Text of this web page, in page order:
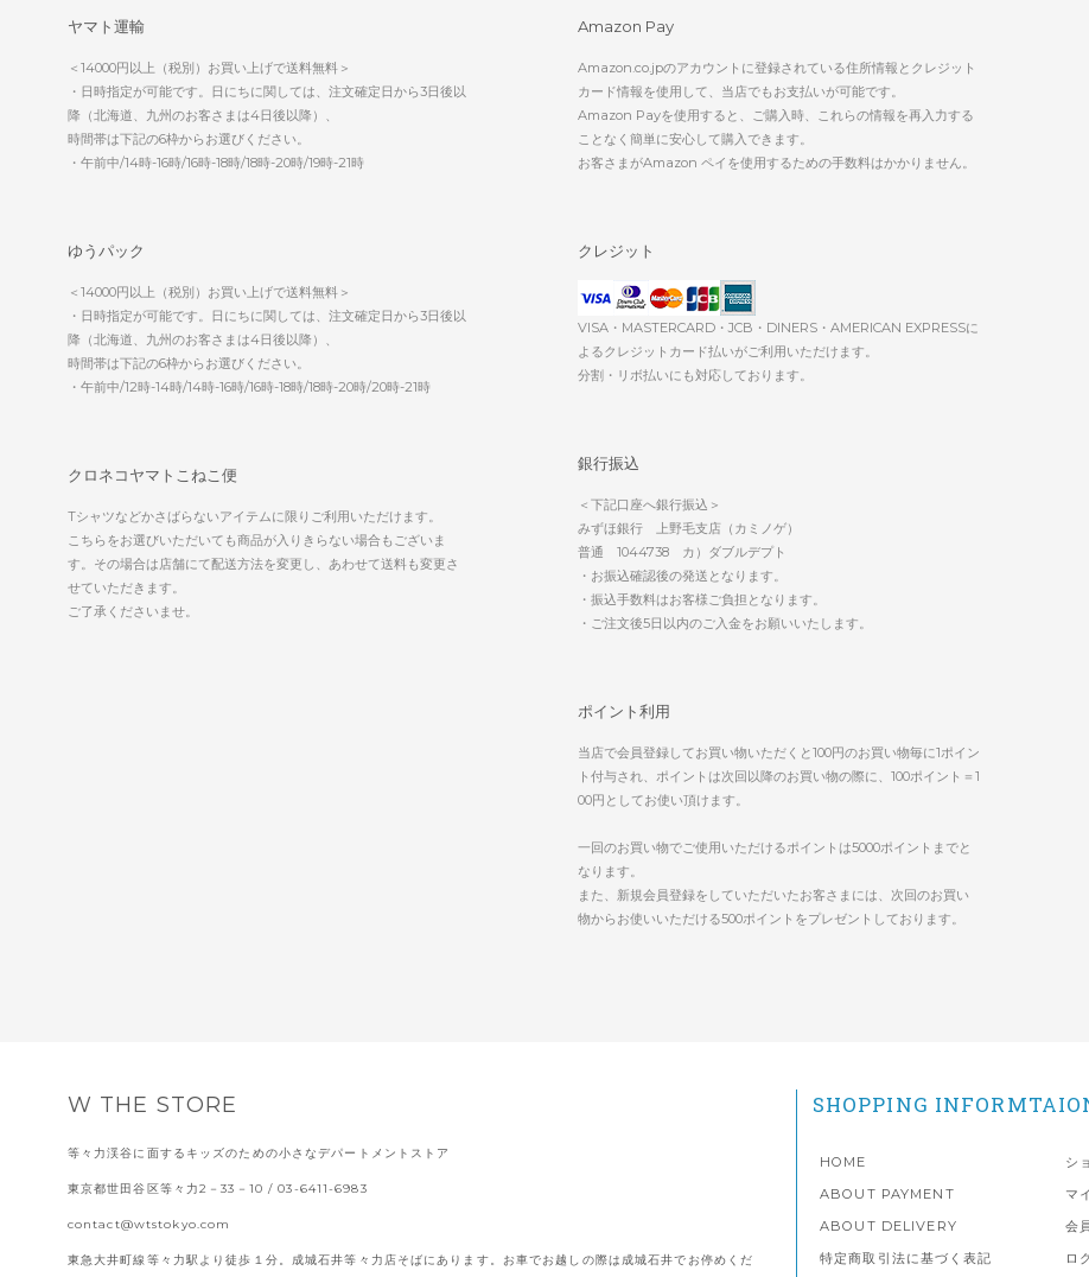
ヤマト運輸
＜14000円以上（税別）お買い上げで送料無料＞
・日時指定が可能です。日にちに関しては、注文確定日から3日後以
降（北海道、九州のお客さまは4日後以降）、
時間帯は下記の6枠からお選びください。
・午前中/14時-16時/16時-18時/18時-20時/19時-21時
ゆうパック
＜14000円以上（税別）お買い上げで送料無料＞
・日時指定が可能です。日にちに関しては、注文確定日から3日後以
降（北海道、九州のお客さまは4日後以降）、
時間帯は下記の6枠からお選びください。
・午前中/12時-14時/14時-16時/16時-18時/18時-20時/20時-21時
クロネコヤマトこねこ便
Tシャツなどかさばらないアイテムに限りご利用いただけます。
こちらをお選びいただいても商品が入りきらない場合もございま
す。その場合は店舗にて配送方法を変更し、あわせて送料も変更さ
せていただきます。
ご了承くださいませ。
Amazon Pay
Amazon.co.jpのアカウントに登録されている住所情報とクレジット
カード情報を使用して、当店でもお支払いが可能です。
Amazon Payを使用すると、ご購入時、これらの情報を再入力する
ことなく簡単に安心して購入できます。
お客さまがAmazon ペイを使用するための手数料はかかりません。
クレジット
VISA・MASTERCARD・JCB・DINERS・AMERICAN EXPRESSに
よるクレジットカード払いがご利用いただけます。
分割・リボ払いにも対応しております。
銀行振込
＜下記口座へ銀行振込＞
みずほ銀行 上野毛支店（カミノゲ）
普通 1044738 カ）ダブルデプト
・お振込確認後の発送となります。
・振込手数料はお客様ご負担となります。
・ご注文後5日以内のご入金をお願いいたします。
ポイント利用
当店で会員登録してお買い物いただくと100円のお買い物毎に1ポイン
ト付与され、ポイントは次回以降のお買い物の際に、100ポイント＝1
00円としてお使い頂けます。
一回のお買い物でご使用いただけるポイントは5000ポイントまでと
なります。
また、新規会員登録をしていただいたお客さまには、次回のお買い
物からお使いいただける500ポイントをプレゼントしております。
W THE STORE
等々力渓谷に面するキッズのための小さなデパートメントストア
東京都世田谷区等々力2－33－10 / 03-6411-6983
contact@wtstokyo.com
東急大井町線等々力駅より徒歩１分。成城石井等々力店そばにあります。お車でお越しの際は成城石井でお停めくだ
SHOPPING
HOME
ABOUT PAYMENT
ABOUT DELIVERY
特定商取引法に基づく表記
シ
マ
会
ロ